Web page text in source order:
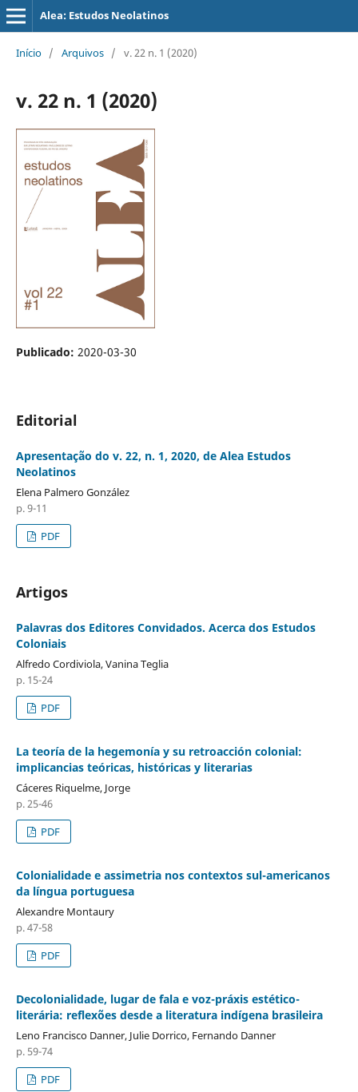
Alea: Estudos Neolatinos
Início / Arquivos / v. 22 n. 1 (2020)
v. 22 n. 1 (2020)
Publicado: 2020-03-30
Editorial
Apresentação do v. 22, n. 1, 2020, de Alea Estudos
Neolatinos
Elena Palmero González
p. 9-11
PDF
Artigos
Palavras dos Editores Convidados. Acerca dos Estudos
Coloniais
Alfredo Cordiviola, Vanina Teglia
p. 15-24
PDF
La teoría de la hegemonía y su retroacción colonial:
implicancias teóricas, históricas y literarias
Cáceres Riquelme, Jorge
p. 25-46
PDF
Colonialidade e assimetria nos contextos sul-americanos
da língua portuguesa
Alexandre Montaury
p. 47-58
PDF
Decolonialidade, lugar de fala e voz-práxis estético-
literária: reflexões desde a literatura indígena brasileira
Leno Francisco Danner, Julie Dorrico, Fernando Danner
p. 59-74
PDF